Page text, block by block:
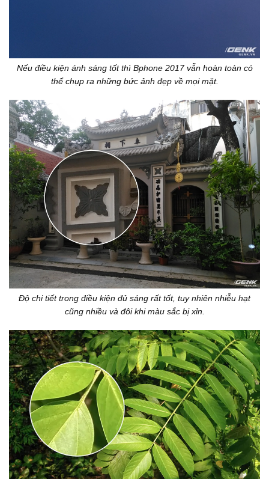
Nếu điều kiện ánh sáng tốt thì Bphone 2017 vẫn hoàn toàn có
thể chụp ra những bức ảnh đẹp về mọi mặt.
Độ chi tiết trong điều kiện đủ sáng rất tốt, tuy nhiên nhiễu hạt
cũng nhiều và đôi khi màu sắc bị xỉn.